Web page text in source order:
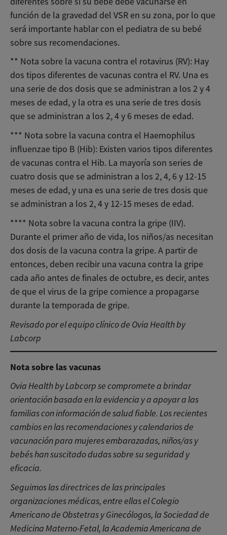
función de la gravedad del VSR en su zona, por lo que
será importante hablar con el pediatra de su bebé
sobre sus recomendaciones.
** Nota sobre la vacuna contra el rotavirus (RV): Hay
dos tipos diferentes de vacunas contra el RV. Una es
una serie de dos dosis que se administran a los 2 y 4
meses de edad, y la otra es una serie de tres dosis
que se administran a los 2, 4 y 6 meses de edad.
*** Nota sobre la vacuna contra el Haemophilus
influenzae tipo B (Hib): Existen varios tipos diferentes
de vacunas contra el Hib. La mayoría son series de
cuatro dosis que se administran a los 2, 4, 6 y 12-15
meses de edad, y una es una serie de tres dosis que
se administran a los 2, 4 y 12-15 meses de edad.
**** Nota sobre la vacuna contra la gripe (IIV).
Durante el primer año de vida, los niños/as necesitan
dos dosis de la vacuna contra la gripe. A partir de
entonces, deben recibir una vacuna contra la gripe
cada año antes de finales de octubre, es decir, antes
de que el virus de la gripe comience a propagarse
durante la temporada de gripe.
Revisado por el equipo clínico de Ovia Health by
Labcorp
Nota sobre las vacunas
Ovia Health by Labcorp se compromete a brindar
orientación basada en la evidencia y a apoyar a las
familias con información de salud fiable. Los recientes
cambios en las recomendaciones y calendarios de
vacunación para mujeres embarazadas, niños/as y
bebés han suscitado dudas sobre su seguridad y
eficacia.
Seguimos las directrices de las principales
organizaciones médicas, entre ellas el Colegio
Americano de Obstetras y Ginecólogos, la Sociedad de
Medicina Materno-Fetal, la Academia Americana de